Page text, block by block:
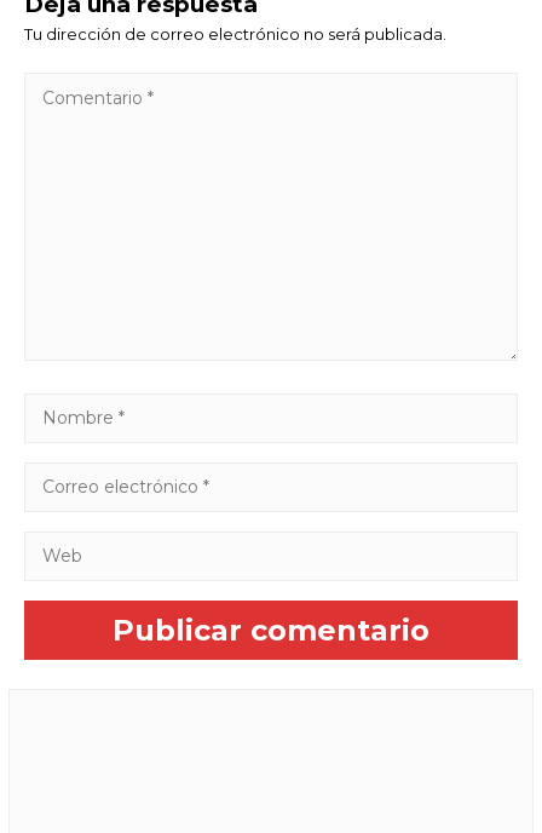
Tu dirección de correo electrónico no será publicada.